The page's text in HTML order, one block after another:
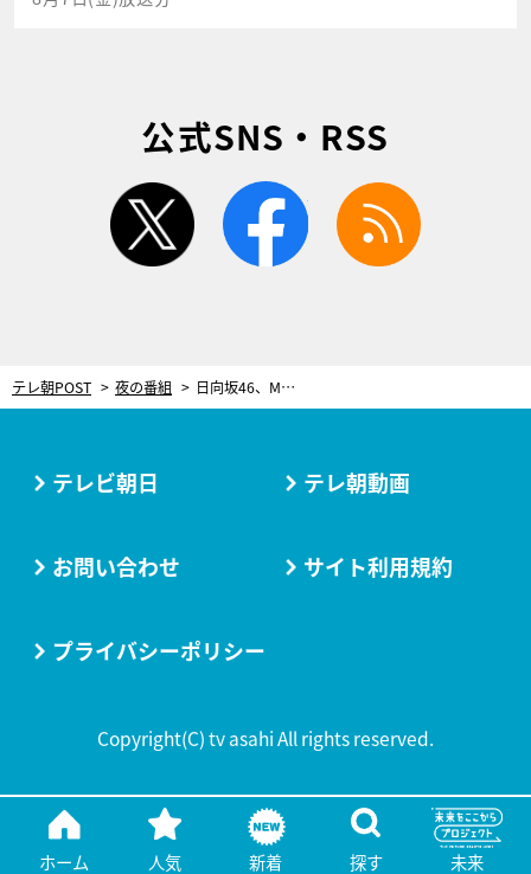
公式SNS・RSS
twitter facebook
テレ朝POST 夜の番組 日向坂46、Mステ初出演に「夢のよう」 ダンスも話題のデビュー曲『キュン』披露
ホーム 人気 新着 探す 未来
テレビ朝日 テレ朝動画
お問い合わせ サイト利用規約
プライバシーポリシー
Copyright(C) tv asahi All rights reserved.